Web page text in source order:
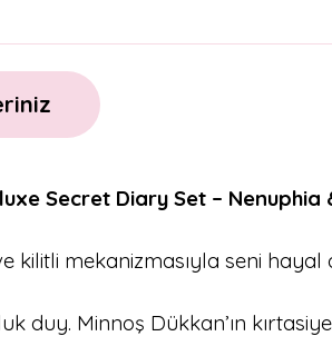
Secret Diary Set – Nenuphia
mekanizmasıyla seni
duy. Minnoş Dükkan’ın